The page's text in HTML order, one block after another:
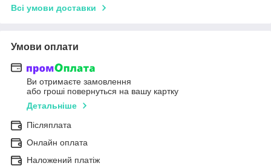
Всі умови доставки
Умови оплати
Ви отримаєте замовлення
або гроші повернуться на вашу картку
Детальніше
Післяплата
Онлайн оплата
Наложений платіж